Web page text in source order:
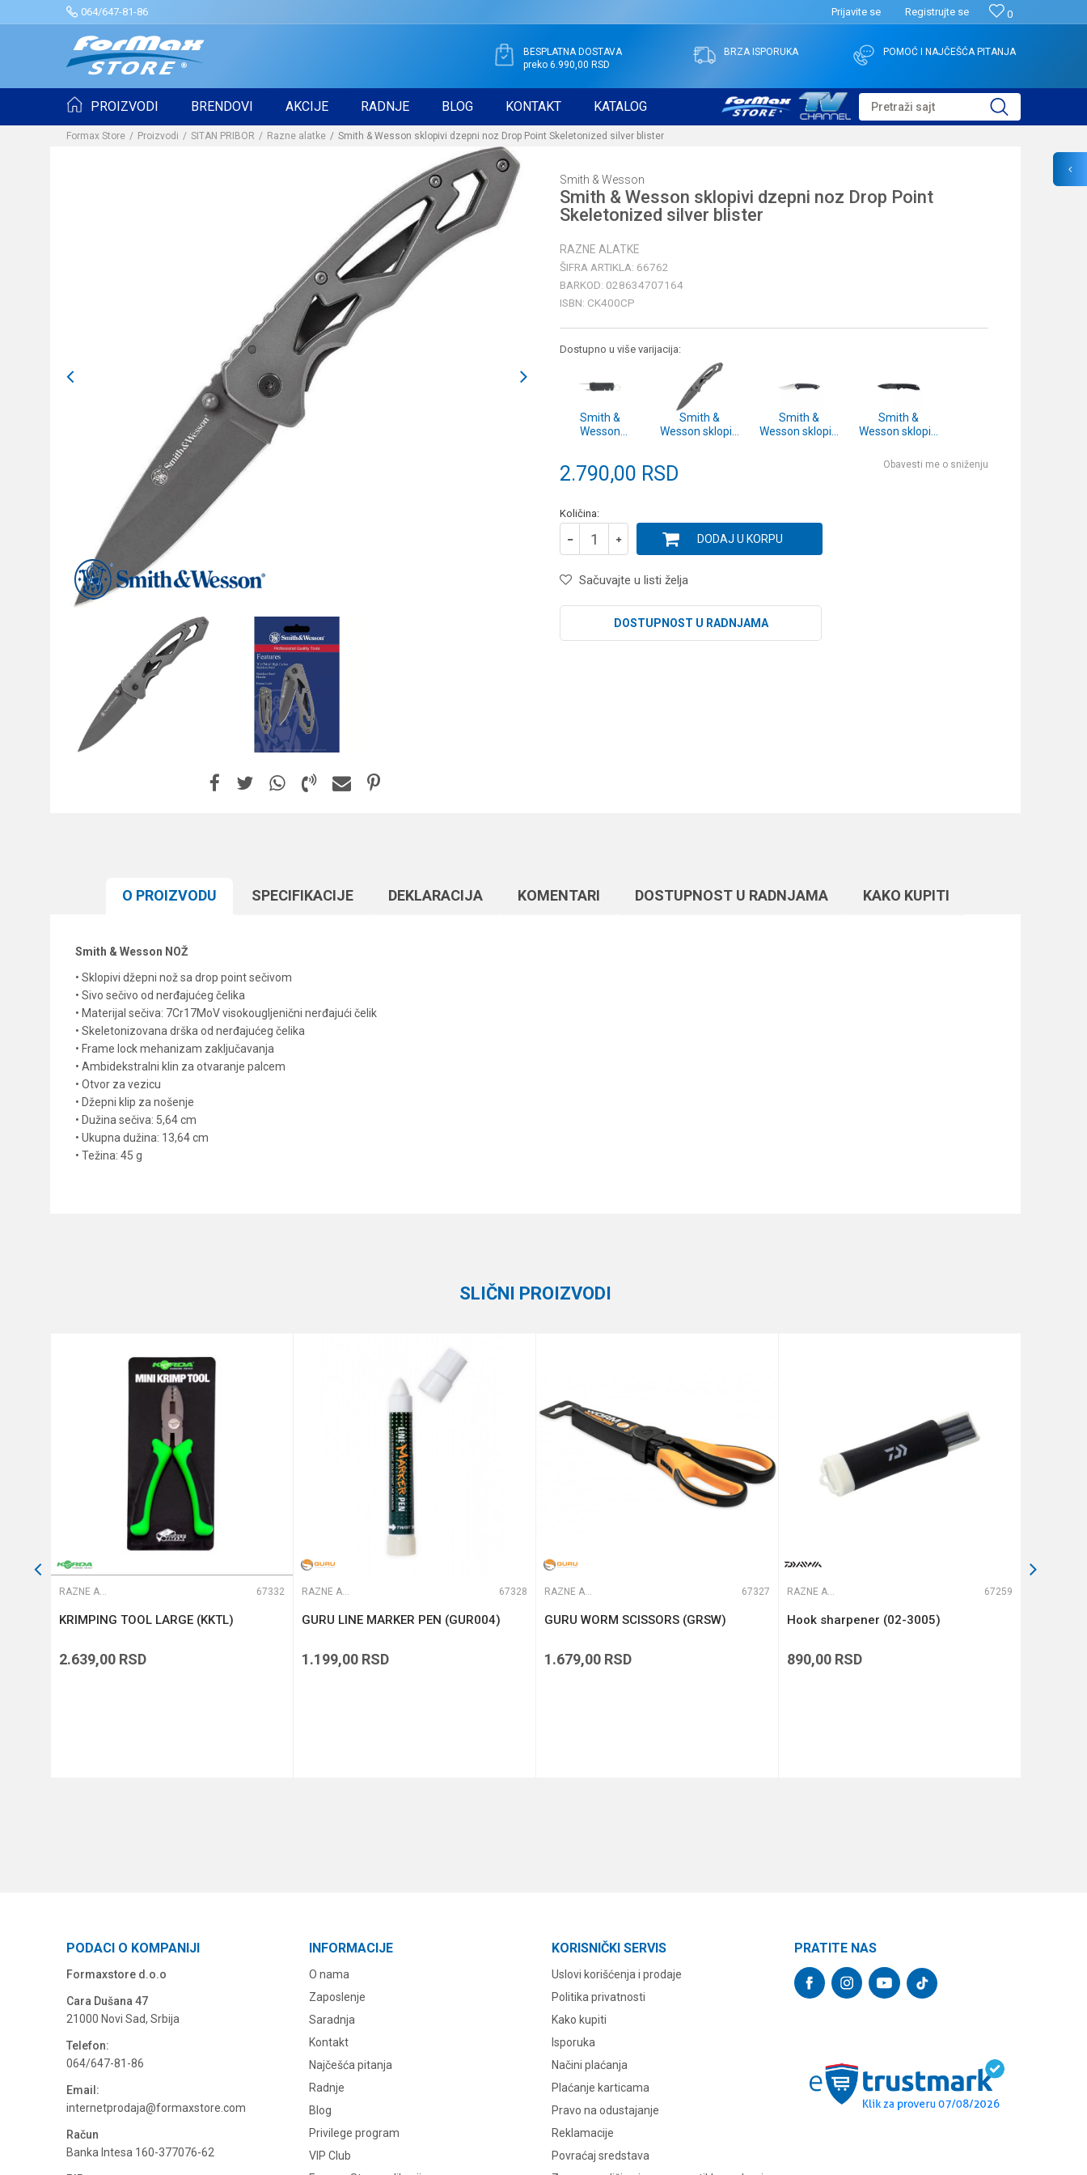
064/647-81-86 0
Prijavite se Registrujte se
BESPLATNA DOSTAVA
preko 6.990,00 RSD
BRZA ISPORUKA POMOĆ I NAJČEŠĆA PITANJA
PROIZVODI BRENDOVI AKCIJE RADNJE BLOG KONTAKT KATALOG Pretraži sajt
Formax Store Proizvodi SITAN PRIBOR Razne alatke Smith & Wesson sklopivi dzepni noz Drop Point Skeletonized silver blister
Smith & Wesson
Smith & Wesson sklopivi dzepni noz Drop Point
Skeletonized silver blister
RAZNE ALATKE
ŠIFRA ARTIKLA: 66762
BARKOD: 028634707164
ISBN: CK400CP
Dostupno u više varijacija:
Smith &
Wesson
Smith &
Wesson sklopivi
Skeletonized
Smith &
Wesson sklopivi
Smith &
Wesson sklopivi
Serrated Clip
2.790,00 RSD Obavesti me o sniženju
Količina:
DODAJ U KORPU
Sačuvajte u listi želja
DOSTUPNOST U RADNJAMA
O PROIZVODU SPECIFIKACIJЕ DEKLARACIJA KOMENTARI DOSTUPNOST U RADNJAMA KAKO KUPITI
Smith & Wesson NOŽ
• Sklopivi džepni nož sa drop point sečivom
• Sivo sečivo od nerđajućeg čelika
• Materijal sečiva: 7Cr17MoV visokougljenični nerđajući čelik
• Skeletonizovana drška od nerđajućeg čelika
• Frame lock mehanizam zaključavanja
• Ambidekstralni klin za otvaranje palcem
• Otvor za vezicu
• Džepni klip za nošenje
• Dužina sečiva: 5,64 cm
• Ukupna dužina: 13,64 cm
• Težina: 45 g
Anti-spam zaštita - izračunajte koliko je 4 + 1 :
SLIČNI PROIZVODI
RAZNE ALATKE 67332
KRIMPING TOOL LARGE (KKTL)
2.639,00 RSD
RAZNE ALATKE 67328
GURU LINE MARKER PEN (GUR004)
1.199,00 RSD
RAZNE ALATKE 67327
GURU WORM SCISSORS (GRSW)
1.679,00 RSD
RAZNE ALATKE 67259
Hook sharpener (02-3005)
890,00 RSD
PODACI O KOMPANIJI
Formaxstore d.o.o
Cara Dušana 47
21000 Novi Sad, Srbija
Telefon:
064/647-81-86
Email:
internetprodaja@formaxstore.com
Račun
Banka Intesa 160-377076-62
INFORMACIJE
O nama
Zaposlenje
Saradnja
Kontakt
Najčešća pitanja
Radnje
Blog
Privilege program
VIP Club
KORISNIČKI SERVIS
Uslovi korišćenja i prodaje
Politika privatnosti
Kako kupiti
Isporuka
Načini plaćanja
Plaćanje karticama
Pravo na odustajanje
Reklamacije
Povraćaj sredstava
PRATITE NAS